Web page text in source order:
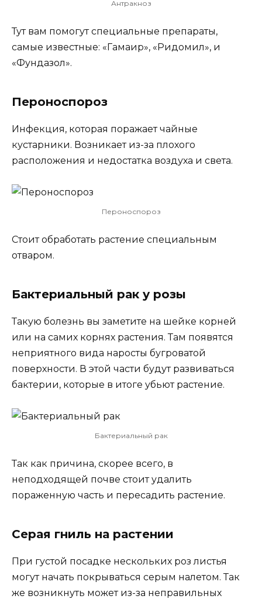
Антракноз
Тут вам помогут специальные препараты,
самые известные: «Гамаир», «Ридомил», и
«Фундазол».
Пероноспороз
Инфекция, которая поражает чайные
кустарники. Возникает из-за плохого
расположения и недостатка воздуха и света.
Пероноспороз
Стоит обработать растение специальным
отваром.
Бактериальный рак у розы
Такую болезнь вы заметите на шейке корней
или на самих корнях растения. Там появятся
неприятного вида наросты бугроватой
поверхности. В этой части будут развиваться
бактерии, которые в итоге убьют растение.
Бактериальный рак
Так как причина, скорее всего, в
неподходящей почве стоит удалить
пораженную часть и пересадить растение.
Серая гниль на растении
При густой посадке нескольких роз листья
могут начать покрываться серым налетом. Так
же возникнуть может из-за неправильных